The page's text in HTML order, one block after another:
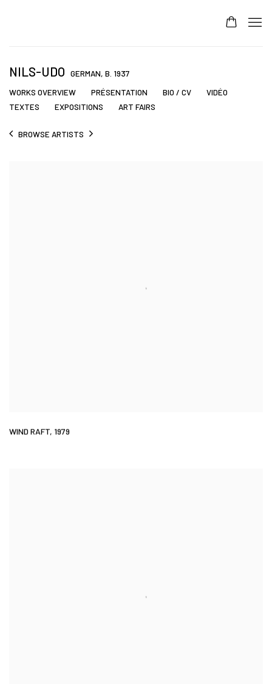
NILS-UDO GERMAN, B. 1937
WORKS OVERVIEW
PRÉSENTATION BIO / CV
VIDÉO
TEXTES
EXPOSITIONS ART FAIRS
BROWSE ARTISTS
WIND RAFT, 1979